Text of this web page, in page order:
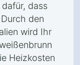
dass
den
wird Ihr
Heizkosten